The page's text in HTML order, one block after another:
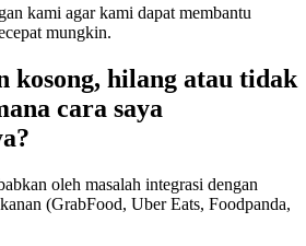
kami agar kami dapat membantu
mungkin.
kosong, hilang atau tidak
cara saya
oleh masalah integrasi dengan
(GrabFood, Uber Eats, Foodpanda,